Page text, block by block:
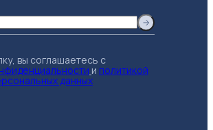
вы соглашаетесь с
и политикой
данных